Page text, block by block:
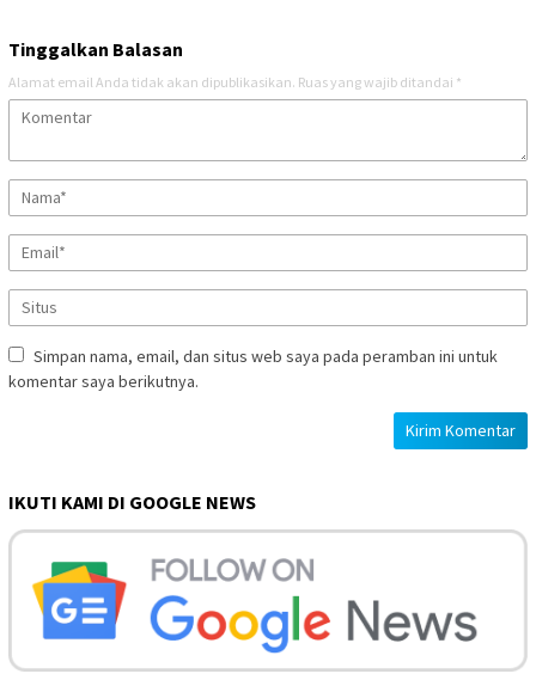
Tinggalkan Balasan
Alamat email Anda tidak akan dipublikasikan. Ruas yang wajib ditandai *
Simpan nama, email, dan situs web saya pada peramban ini untuk
komentar saya berikutnya.
IKUTI KAMI DI GOOGLE NEWS